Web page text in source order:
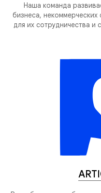
Наша команда
бизнеса, некоммерческих
для их сотрудничества и